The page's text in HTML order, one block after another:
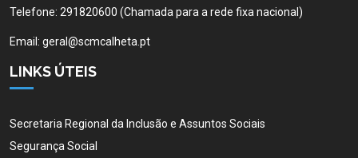
Telefone: 291820600 (Chamada para a rede fixa nacional)
Email: geral@scmcalheta.pt
LINKS ÚTEIS
Secretaria Regional da Inclusão e Assuntos Sociais
Segurança Social